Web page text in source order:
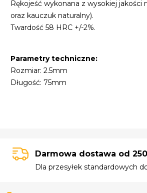
Rękojeść wykonana z wysokiej jakości
oraz kauczuk naturalny).
Twardość 58 HRC +/-2%.
Parametry techniczne:
Rozmiar: 2.5mm
Długość: 75mm
Darmowa dostawa od
Dla przesyłek standardowych